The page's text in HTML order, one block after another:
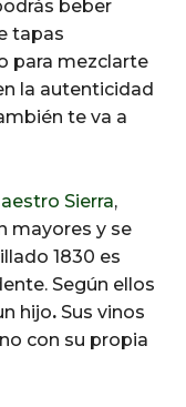
beber
tapas
para mezclarte
la autenticidad
te va a
Sierra,
mayores y se
1830 es
Según ellos
hijo. Sus vinos
con su propia